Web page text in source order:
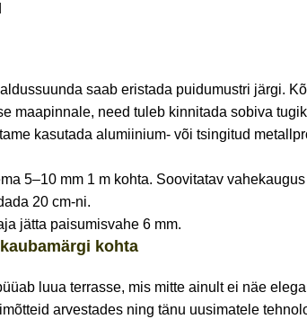
saab eristada puidumustri järgi.
maapinnale, need tuleb kinnitada sobiva
kasutada alumiinium- või tsingitud
5–10 mm 1 m kohta. Soovitatav
20 cm-ni.
jätta paisumisvahe 6 mm.
kohta
luua terrasse, mis mitte ainult ei näe
arvestades ning tänu uusimatele